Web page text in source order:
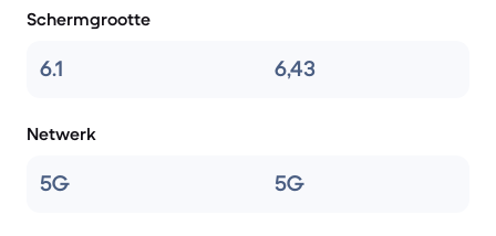
Schermgrootte
6.1 6,43
Netwerk
5G 5G